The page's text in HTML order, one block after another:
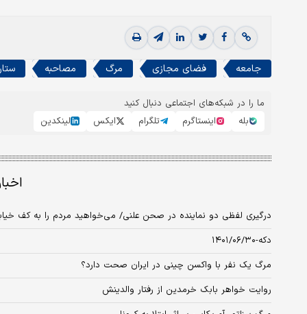
جامعه فضای مجازی مرگ مصاحبه
ما را در شبکه‌های اجتماعی دنبال کنید
بله
اینستاگرم تلگرام ایکس لینکدین
درگیری لفظی دو نماینده در صحن علنی/ می‌خواهید مردم را به کف
دکه-۱۴۰۱/۰۶/۳۰
مرگ یک نفر با واکسن چینی در ایران صحت دارد؟
روایت خواهر بابک خرمدین از رفتار والدینش